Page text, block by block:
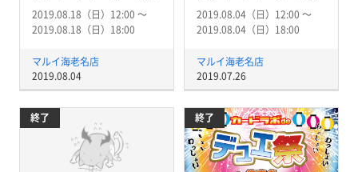
2019.08.18（日）12:00 〜
2019.08.18（日）18:00
マルイ海老名店
2019.08.04
2019.08.04（日）12:00 〜
2019.08.04（日）18:00
マルイ海老名店
2019.07.26
終了 終了